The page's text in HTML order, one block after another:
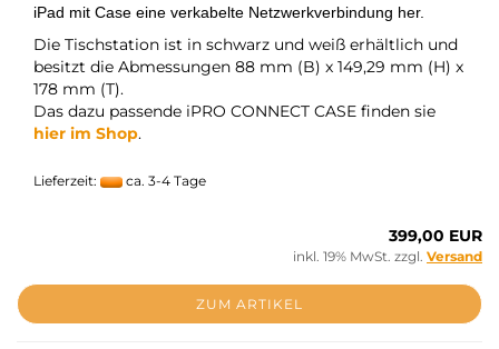
iPad mit Case eine verkabelte Netzwerkverbindung her.
Die Tischstation ist in schwarz und weiß erhältlich und
besitzt die Abmessungen 88 mm (B) x 149,29 mm (H) x
178 mm (T).
Das dazu passende iPRO CONNECT CASE finden sie
hier im Shop.
Lieferzeit: ca. 3-4 Tage
399,00 EUR
inkl. 19% MwSt. zzgl. Versand
ZUM ARTIKEL